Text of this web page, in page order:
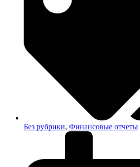
Без рубрики, Финансовые отчеты